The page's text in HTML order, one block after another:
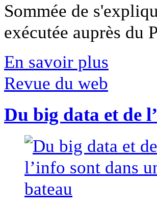
Sommée de
exécutée auprès du
En savoir plus
Revue du web
Du big data et de